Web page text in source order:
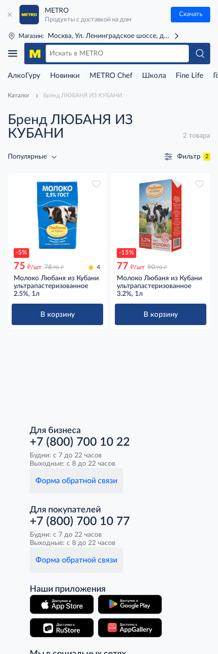
METRO
Продукты с доставкой на дом
Скачать
Магазин: Москва, Ул. Ленинградское шоссе, д. 71Г (м. Речной
АлкоГуру Новинки METRO Chef Школа Fine Life
Каталог Бренд ЛЮБАНЯ ИЗ КУБАНИ
Бренд ЛЮБАНЯ ИЗ
КУБАНИ
2 товара
Популярные Фильтр 2
-5%
75 д/шт 78.90 д 4
Молоко Любаня из Кубани
ультрапастеризованное
2.5%, 1л
В корзину
-15%
77 д/шт 90.90 д
Молоко Любаня из Кубани
ультрапастеризованное
3.2%, 1л
В корзину
Для бизнеса
+7 (800) 700 10 22
Будни: с 7 до 22 часов
Выходные: с 8 до 22 часов
Форма обратной связи
Для покупателей
+7 (800) 700 10 77
Будни: с 7 до 22 часов
Выходные: с 8 до 22 часов
Форма обратной связи
Наши приложения